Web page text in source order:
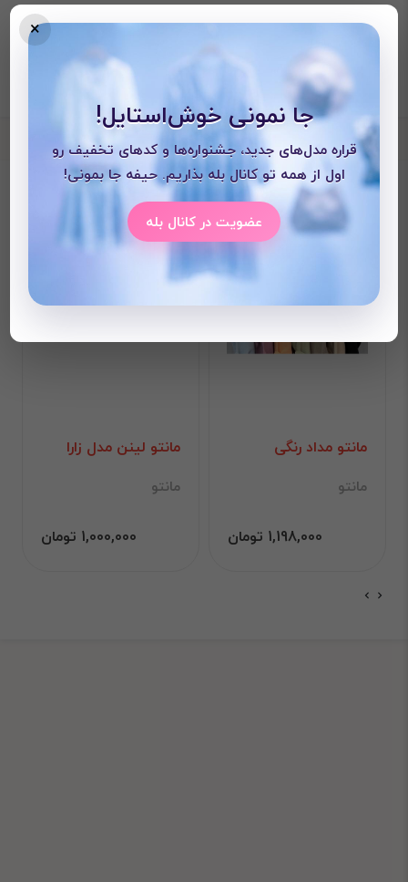
محصولات دیده شده
مانتو مداد رنگی
مانتو
1,198,000 تومان
مانتو لینن مدل زارا
مانتو
1,000,000 تومان
×
جا نمونی خوش‌استایل!
قراره مدل‌های جدید، جشنواره‌ها و کدهای تخفیف رو
اول از همه تو کانال بله بذاریم. حیفه جا بمونی!
عضویت در کانال بله